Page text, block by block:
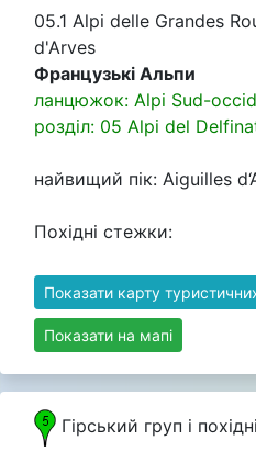
05.1 Alpi delle Grandes
d'Arves
Французькі Альпи
ланцюжок: Alpi Sud-
розділ: 05 Alpi del
найвищий пік: Aiguilles
Похідні стежки:
Показати карту
Показати на мапі
Гірський груп i